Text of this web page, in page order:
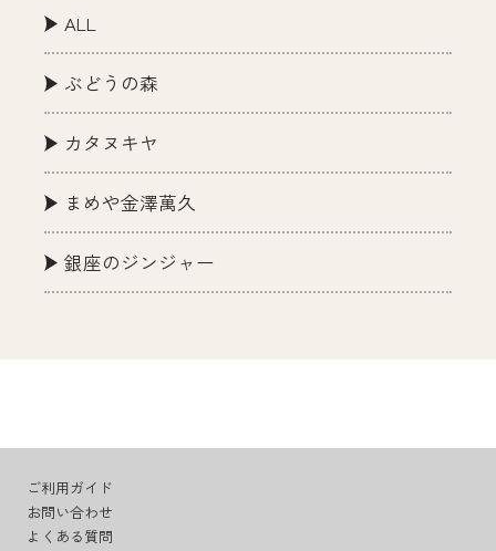
ALL
ぶどうの森
カタヌキヤ
まめや金澤萬久
銀座のジンジャー
ご利用ガイド
お問い合わせ
よくある質問